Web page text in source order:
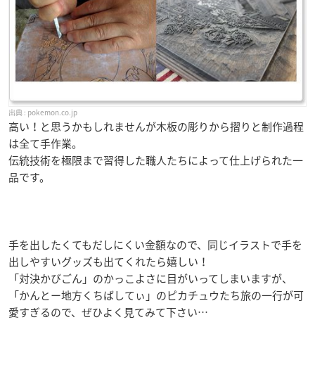
pokemon.co.jp
高い！と思うかもしれませんが木板の彫りから摺りと制作過程
は全て手作業。
伝統技術を極限まで習得した職人たちによって仕上げられた一
品です。
手を出したくてもだしにくい金額なので、同じイラストで手を
出しやすいグッズも出てくれたら嬉しい！
「対決かびごん」のかっこよさに目がいってしまいますが、
「かんとー地方くちばしてぃ」のピカチュウたち旅の一行が可
愛すぎるので、ぜひよく見てみて下さい…